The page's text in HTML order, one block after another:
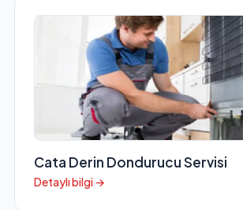
Cata Derin Dondurucu Servisi
Detaylı bilgi →